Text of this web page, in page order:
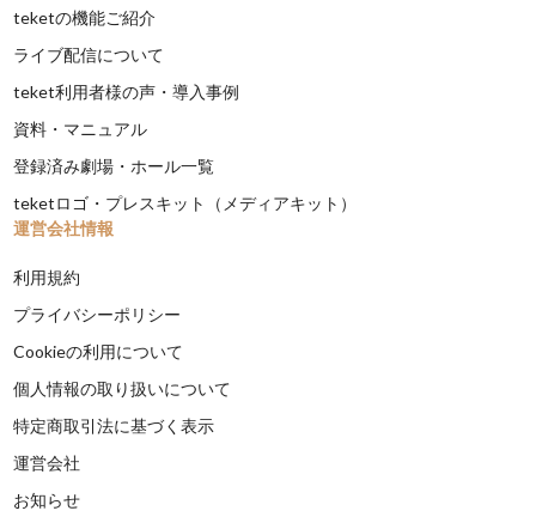
teketの機能ご紹介
ライブ配信について
teket利用者様の声・導入事例
資料・マニュアル
登録済み劇場・ホール一覧
teketロゴ・プレスキット（メディアキット）
運営会社情報
利用規約
プライバシーポリシー
Cookieの利用について
個人情報の取り扱いについて
特定商取引法に基づく表示
運営会社
お知らせ